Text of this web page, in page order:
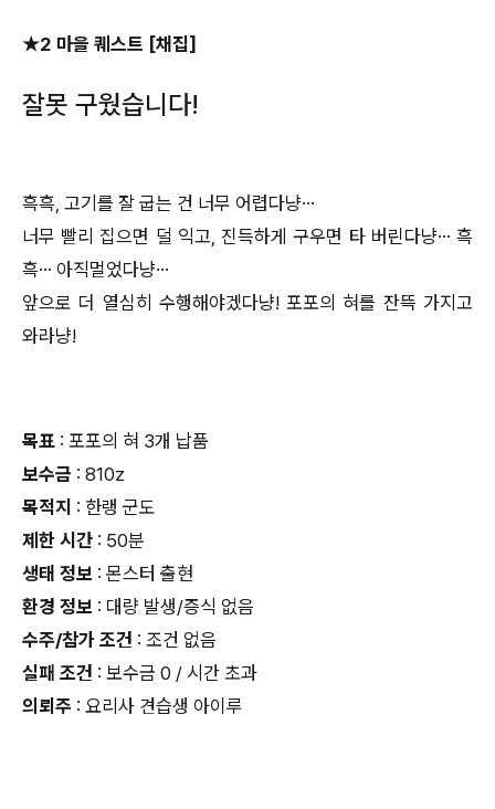
★2 마을 퀘스트 [채집]
잘못 구웠습니다!
흑흑, 고기를 잘 굽는 건 너무 어렵다냥…
너무 빨리 집으면 덜 익고, 진득하게 구우면 타 버린다냥… 흑
흑… 아직멀었다냥…
앞으로 더 열심히 수행해야겠다냥! 포포의 혀를 잔뜩 가지고
와라냥!
목표 : 포포의 혀 3개 납품
보수금 : 810z
목적지 : 한랭 군도
제한 시간 : 50분
생태 정보 : 몬스터 출현
환경 정보 : 대량 발생/증식 없음
수주/참가 조건 : 조건 없음
실패 조건 : 보수금 0 / 시간 초과
의뢰주 : 요리사 견습생 아이루